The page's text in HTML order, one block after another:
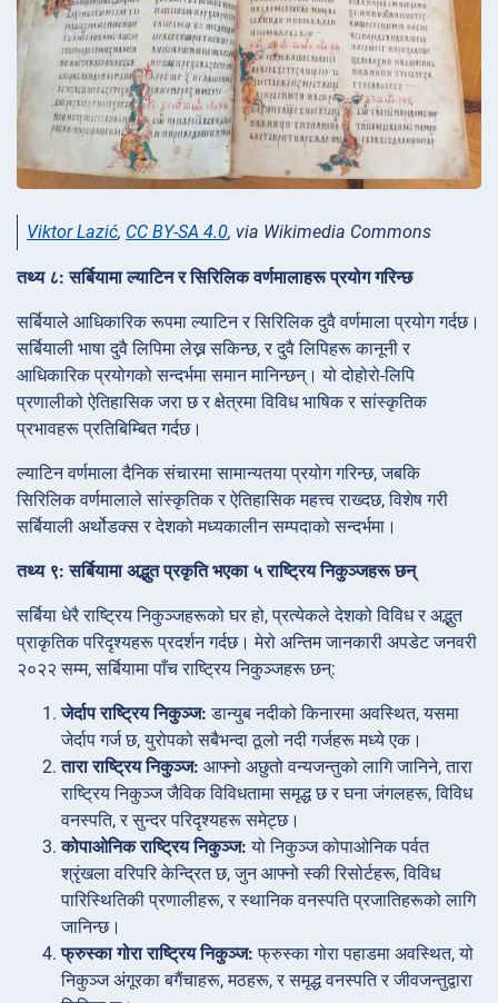
Viktor Lazić, CC BY-SA 4.0, via Wikimedia Commons
तथ्य ८: सर्बियामा ल्याटिन र सिरिलिक वर्णमालाहरू प्रयोग गरिन्छ
सर्बियाले आधिकारिक रूपमा ल्याटिन र सिरिलिक दुवै वर्णमाला प्रयोग गर्दछ।
सर्बियाली भाषा दुवै लिपिमा लेख्न सकिन्छ, र दुवै लिपिहरू कानूनी र
आधिकारिक प्रयोगको सन्दर्भमा समान मानिन्छन्। यो दोहोरो-लिपि
प्रणालीको ऐतिहासिक जरा छ र क्षेत्रमा विविध भाषिक र सांस्कृतिक
प्रभावहरू प्रतिबिम्बित गर्दछ।
ल्याटिन वर्णमाला दैनिक संचारमा सामान्यतया प्रयोग गरिन्छ, जबकि
सिरिलिक वर्णमालाले सांस्कृतिक र ऐतिहासिक महत्त्व राख्दछ, विशेष गरी
सर्बियाली अर्थोडक्स र देशको मध्यकालीन सम्पदाको सन्दर्भमा।
तथ्य ९: सर्बियामा अद्भुत प्रकृति भएका ५ राष्ट्रिय निकुञ्जहरू छन्
सर्बिया धेरै राष्ट्रिय निकुञ्जहरूको घर हो, प्रत्येकले देशको विविध र अद्भुत
प्राकृतिक परिदृश्यहरू प्रदर्शन गर्दछ। मेरो अन्तिम जानकारी अपडेट जनवरी
२०२२ सम्म, सर्बियामा पाँच राष्ट्रिय निकुञ्जहरू छन्:
जेर्दाप राष्ट्रिय निकुञ्ज: डान्युब नदीको किनारमा अवस्थित, यसमा
जेर्दाप गर्ज छ, युरोपको सबैभन्दा ठूलो नदी गर्जहरू मध्ये एक।
तारा राष्ट्रिय निकुञ्ज: आफ्नो अछुतो वन्यजन्तुको लागि जानिने, तारा
राष्ट्रिय निकुञ्ज जैविक विविधतामा समृद्ध छ र घना जंगलहरू, विविध
वनस्पति, र सुन्दर परिदृश्यहरू समेट्छ।
कोपाओनिक राष्ट्रिय निकुञ्ज: यो निकुञ्ज कोपाओनिक पर्वत
श्रृंखला वरिपरि केन्द्रित छ, जुन आफ्नो स्की रिसोर्टहरू, विविध
पारिस्थितिकी प्रणालीहरू, र स्थानिक वनस्पति प्रजातिहरूको लागि
जानिन्छ।
फ्रुस्का गोरा राष्ट्रिय निकुञ्ज: फ्रुस्का गोरा पहाडमा अवस्थित, यो
निकुञ्ज अंगूरका बगैंचाहरू, मठहरू, र समृद्ध वनस्पति र जीवजन्तुद्वारा